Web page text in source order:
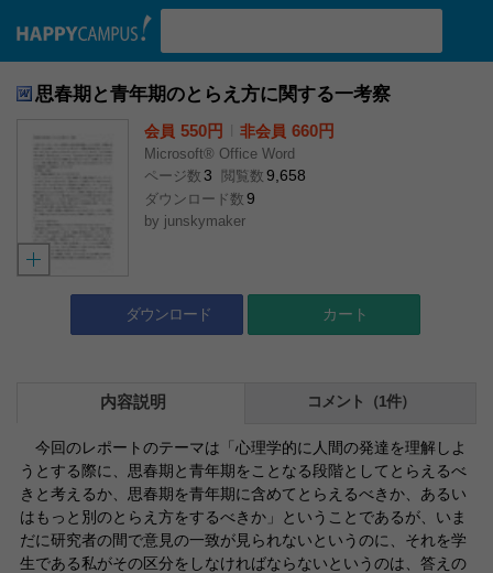
思春期と青年期のとらえ方に関する一考察
会員 550円 非会員 660円
Microsoft® Office Word
ページ数 3 閲覧数 9,658
ダウンロード数 9
by junskymaker
ダウンロード カート
内容説明 コメント（1件）
今回のレポートのテーマは「心理学的に人間の発達を理解しよ
うとする際に、思春期と青年期をことなる段階としてとらえるべ
きと考えるか、思春期を青年期に含めてとらえるべきか、あるい
はもっと別のとらえ方をするべきか」ということであるが、いま
だに研究者の間で意見の一致が見られないというのに、それを学
生である私がその区分をしなければならないというのは、答えの